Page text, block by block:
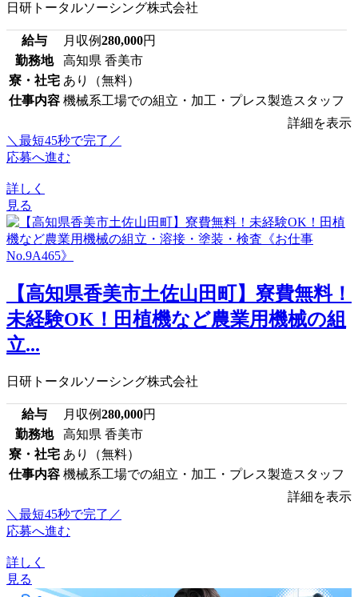
日研トータルソーシング株式会社
給与 月収例280,000円
勤務地
高知県 香美市
寮・社宅 あり（無料）
仕事内容 機械系工場での組立・加工・プレス製造スタッフ
詳細を表示
＼最短45秒で完了／
応募へ進む
詳しく
見る
【高知県香美市土佐山田町】寮費無料！
未経験OK！田植機など農業用機械の組
立...
日研トータルソーシング株式会社
給与 月収例280,000円
勤務地
高知県 香美市
寮・社宅 あり（無料）
仕事内容 機械系工場での組立・加工・プレス製造スタッフ
詳細を表示
＼最短45秒で完了／
応募へ進む
詳しく
見る